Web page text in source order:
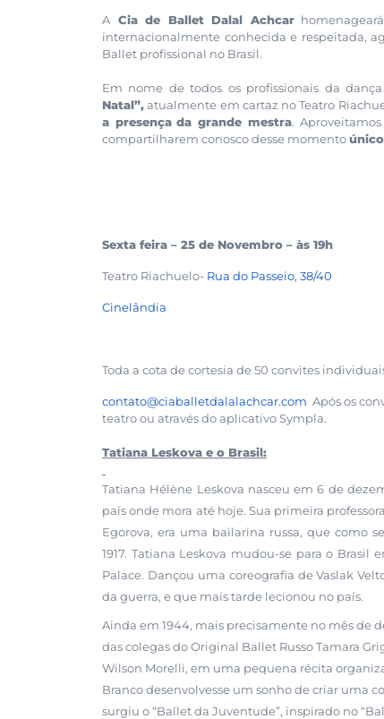
A Cia de Ballet Dalal Achcar
internacionalmente conhecida e respeitada,
Ballet profissional no Brasil.
Em nome de todos os profissionais da
Natal”,atualmente em cartaz no Teatro
a presença da grande mestra.
compartilharem conosco desse momentoúnico
Sexta feira – 25 de Novembro – às 19h
Teatro Riachuelo- Rua do Passeio, 38/40
Cinelândia
Toda a cota de cortesia de 50 convites
contato@ciaballetdalalachcar.com Após os
teatro ou através do aplicativo Sympla.
Tatiana Leskova e o Brasil:
Tatiana Hélène Leskova nasceu em 6 de
país onde mora até hoje. Sua primeira
Egorova, era uma bailarina russa, que como
1917. Tatiana Leskova mudou-se para o
Palace. Dançou uma coreografia de Vaslak
da guerra, e que mais tarde lecionou no país.
Ainda em 1944, mais precisamente no mês de
das colegas do Original Ballet Russo Tamara
Wilson Morelli, em uma pequena récita
Branco desenvolvesse um sonho de criar uma
surgiu o “Ballet da Juventude”, inspirado no